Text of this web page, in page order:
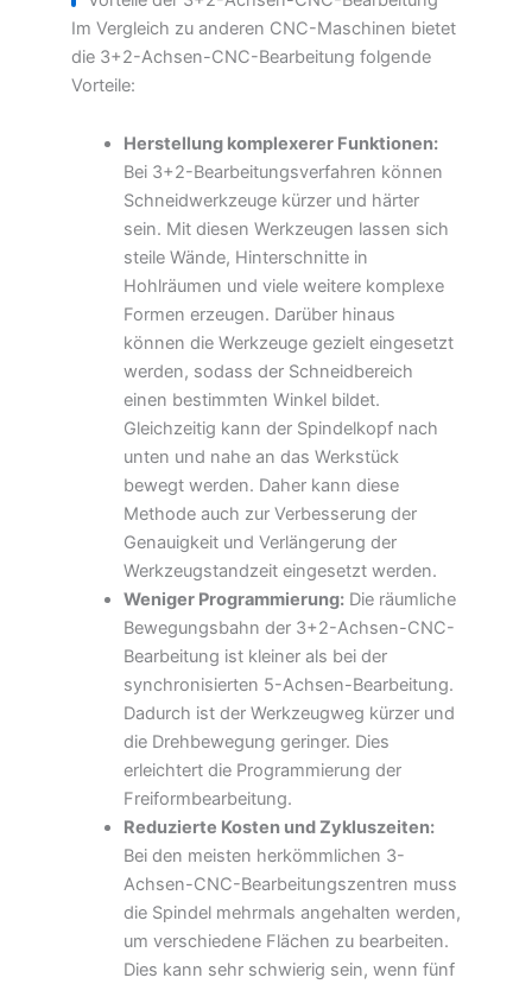
Im Vergleich zu anderen CNC-Maschinen bietet
die 3+2-Achsen-CNC-Bearbeitung folgende
Vorteile:
Herstellung komplexerer Funktionen:
Bei 3+2-Bearbeitungsverfahren können
Schneidwerkzeuge kürzer und härter
sein. Mit diesen Werkzeugen lassen sich
steile Wände, Hinterschnitte in
Hohlräumen und viele weitere komplexe
Formen erzeugen. Darüber hinaus
können die Werkzeuge gezielt eingesetzt
werden, sodass der Schneidbereich
einen bestimmten Winkel bildet.
Gleichzeitig kann der Spindelkopf nach
unten und nahe an das Werkstück
bewegt werden. Daher kann diese
Methode auch zur Verbesserung der
Genauigkeit und Verlängerung der
Werkzeugstandzeit eingesetzt werden.
Weniger Programmierung:Die räumliche
Bewegungsbahn der 3+2-Achsen-CNC-
Bearbeitung ist kleiner als bei der
synchronisierten 5-Achsen-Bearbeitung.
Dadurch ist der Werkzeugweg kürzer und
die Drehbewegung geringer. Dies
erleichtert die Programmierung der
Freiformbearbeitung.
Reduzierte Kosten und Zykluszeiten:
Bei den meisten herkömmlichen 3-
Achsen-CNC-Bearbeitungszentren muss
die Spindel mehrmals angehalten werden,
um verschiedene Flächen zu bearbeiten.
Dies kann sehr schwierig sein, wenn fünf